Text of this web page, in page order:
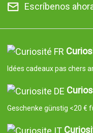
Escríbenos
Idées cadeaux pas chers
Geschenke günstig <20 €